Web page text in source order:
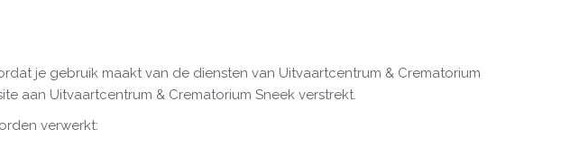
je gebruik maakt van de diensten van Uitvaartcentrum & Crematorium
aan Uitvaartcentrum & Crematorium Sneek verstrekt.
verwerkt: